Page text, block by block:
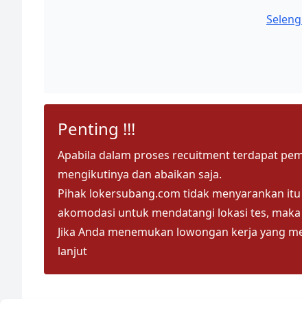
Penting !!!
Apabila dalam proses recuitment terdapat
mengikutinya dan abaikan saja.
Pihak lokersubang.com tidak menyarankan
akomodasi untuk mendatangi lokasi tes,
Jika Anda menemukan lowongan kerja yang
lanjut